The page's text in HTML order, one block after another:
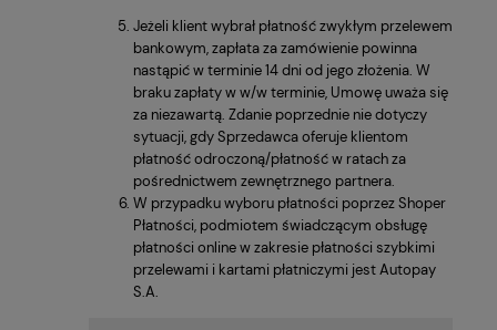
Jeżeli klient wybrał płatność zwykłym przelewem
bankowym, zapłata za zamówienie powinna
nastąpić w terminie 14 dni od jego złożenia. W
braku zapłaty w w/w terminie, Umowę uważa się
za niezawartą. Zdanie poprzednie nie dotyczy
sytuacji, gdy Sprzedawca oferuje klientom
płatność odroczoną/płatność w ratach za
pośrednictwem zewnętrznego partnera.
W przypadku wyboru płatności poprzez Shoper
Płatności, podmiotem świadczącym obsługę
płatności online w zakresie płatności szybkimi
przelewami i kartami płatniczymi jest Autopay
S.A.